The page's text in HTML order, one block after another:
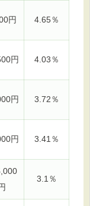
円 4.65％
円 4.03％
円 3.72％
円 3.41％
3.1％